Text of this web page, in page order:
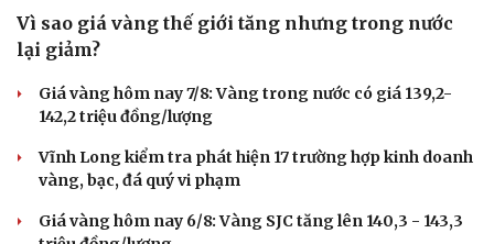
Vì sao giá vàng thế giới tăng nhưng trong nước
lại giảm?
Giá vàng hôm nay 7/8: Vàng trong nước có giá 139,2-
142,2 triệu đồng/lượng
Vĩnh Long kiểm tra phát hiện 17 trường hợp kinh doanh
vàng, bạc, đá quý vi phạm
Giá vàng hôm nay 6/8: Vàng SJC tăng lên 140,3 - 143,3